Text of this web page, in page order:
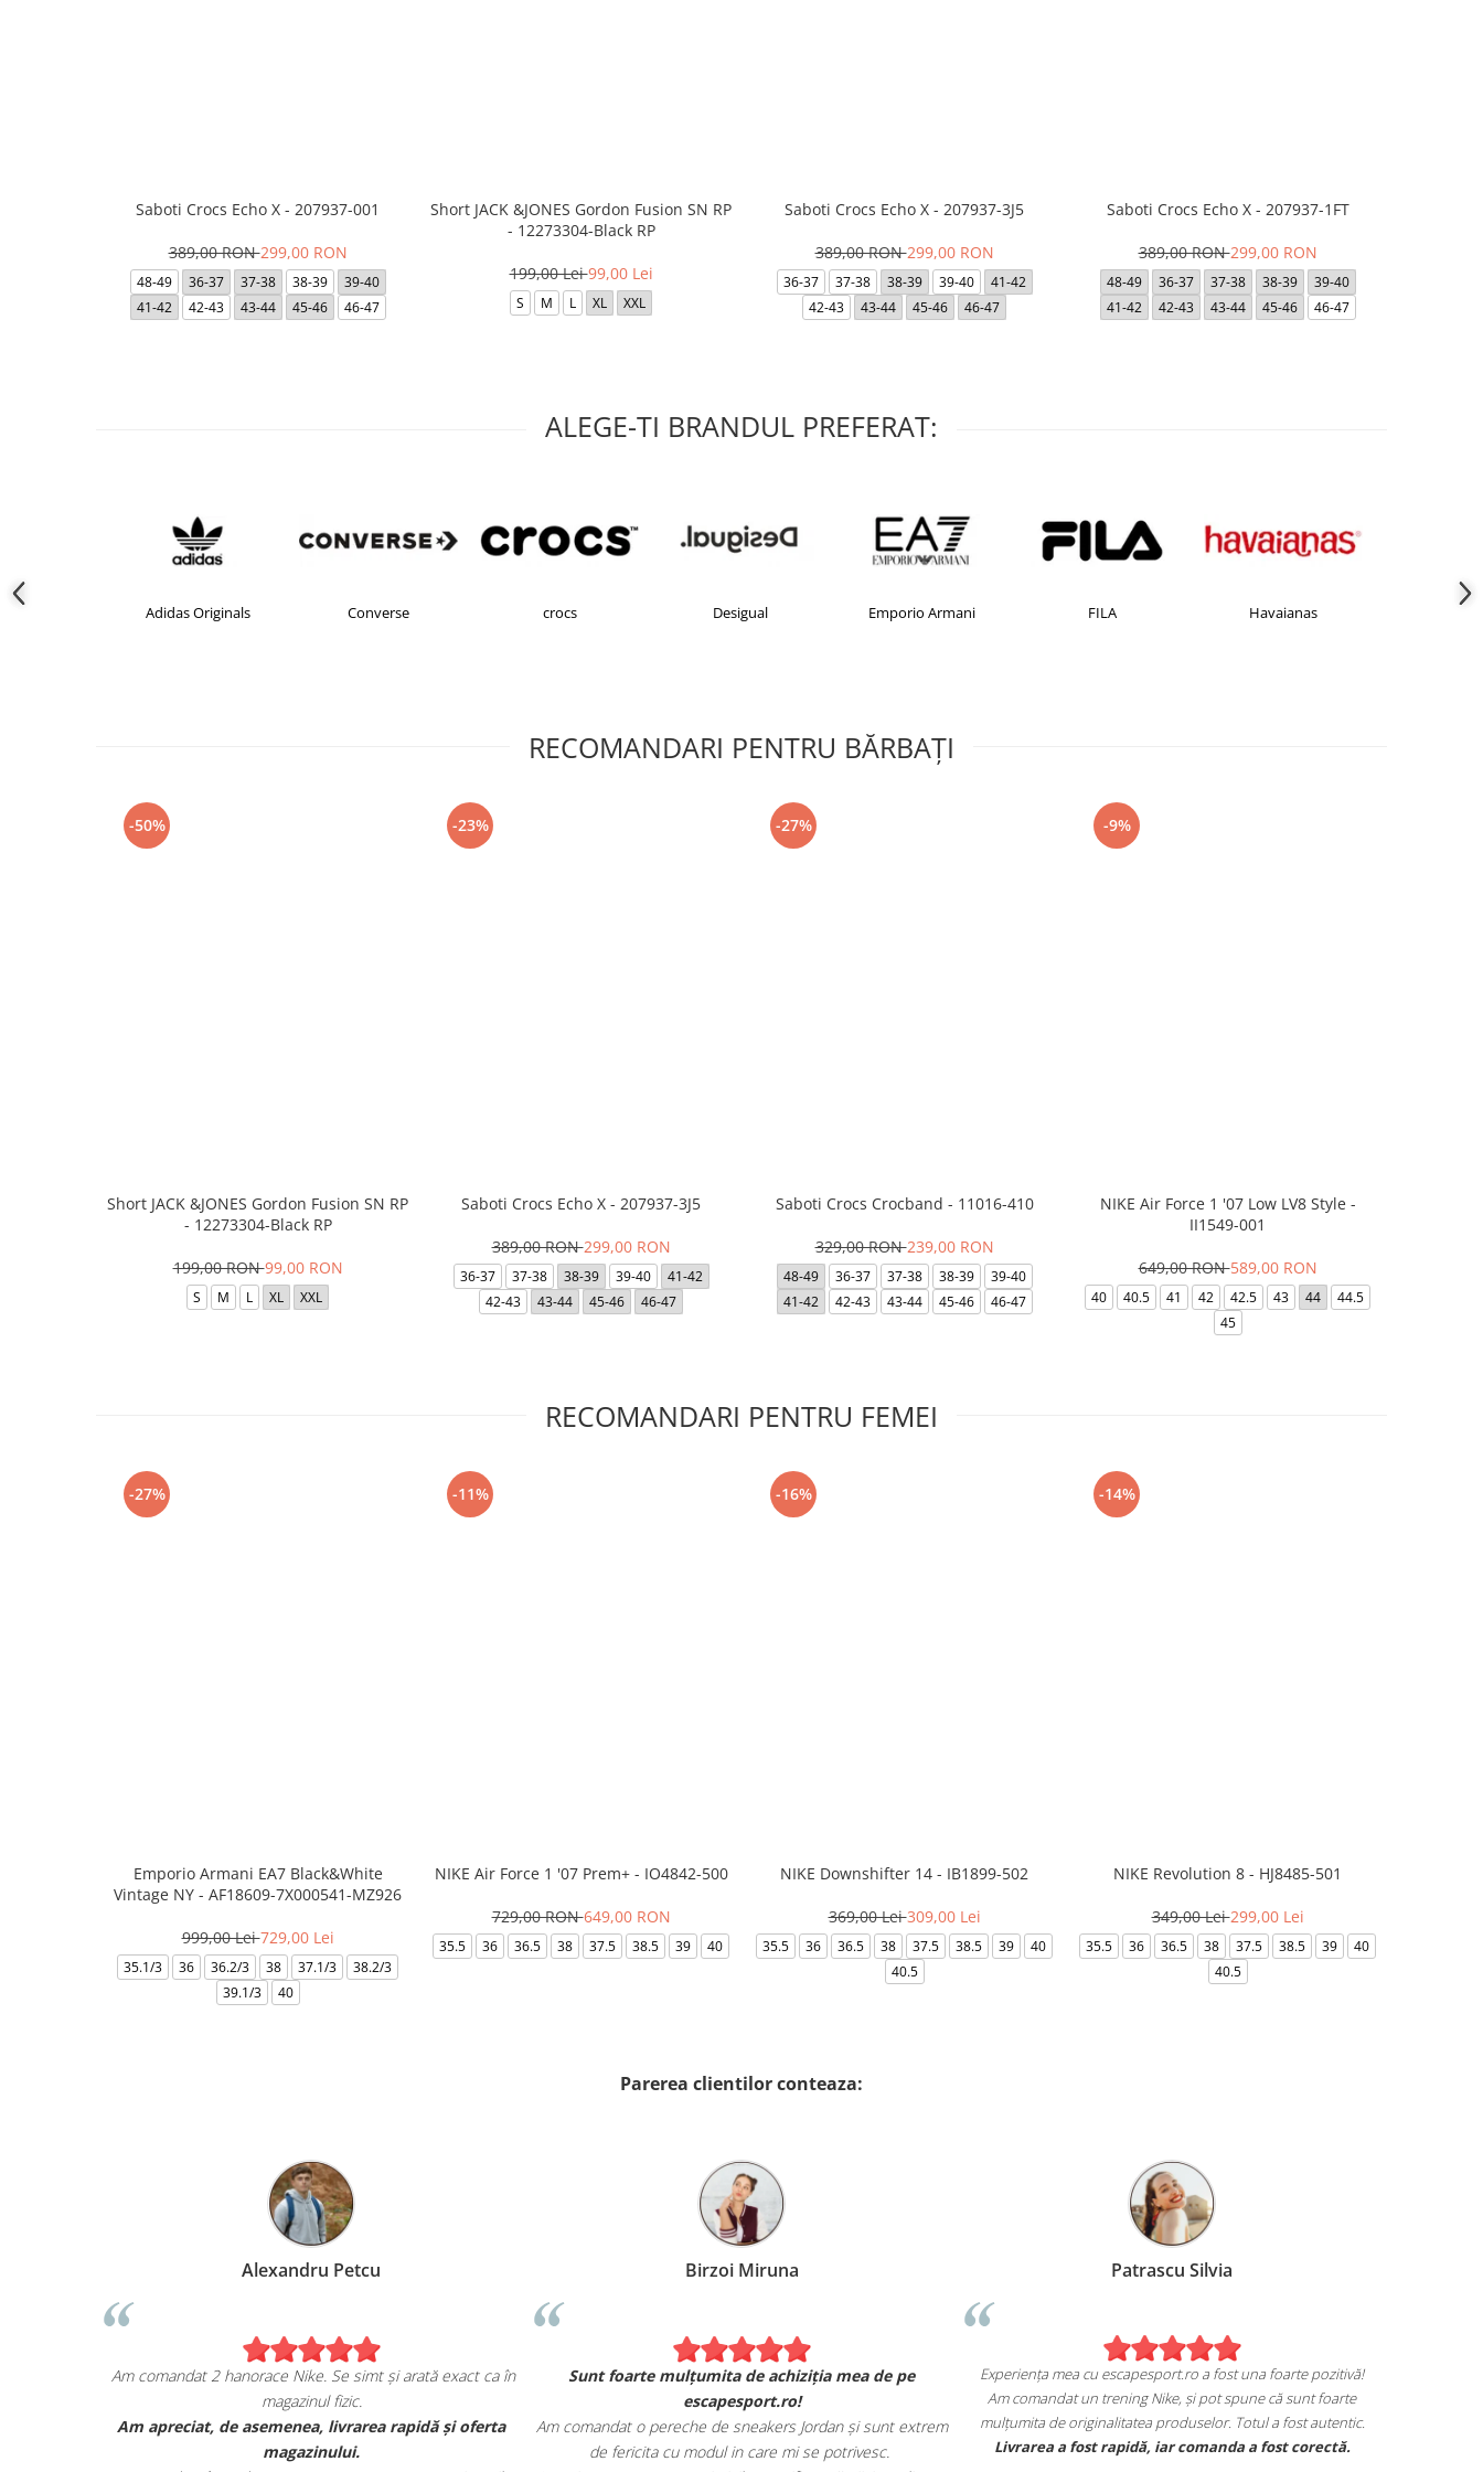
Saboti Crocs Echo X - 207937-001
389,00 RON299,00 RON
48-49 36-37 37-38 38-39
39-40
41-42
42-43 43-44 45-46 46-47
Short JACK &JONES Gordon Fusion SN RP
- 12273304-Black RP
199,00 Lei99,00 Lei
S M L XL XXL
Saboti Crocs Echo X - 207937-3J5
389,00 RON299,00 RON
36-37 37-38 38-39 39-40
41-42
42-43
43-44 45-46 46-47
Saboti Crocs Echo X - 207937-1FT
389,00 RON299,00 RON
48-49 36-37 37-38 38-39
39-40
41-42
42-43 43-44 45-46 46-47
ALEGE-TI BRANDUL PREFERAT:
Converse Emporio Armani JACK &JONES
RECOMANDARI PENTRU BĂRBAŢI
-50%
Short JACK &JONES Gordon Fusion SN RP
- 12273304-Black RP
199,00 RON99,00 RON
S M L XL XXL
-23%
Saboti Crocs Echo X - 207937-3J5
389,00 RON299,00 RON
36-37 37-38 38-39 39-40
41-42
42-43
43-44 45-46 46-47
-27%
Saboti Crocs Crocband - 11016-410
329,00 RON239,00 RON
48-49 36-37 37-38 38-39
39-40
41-42
42-43 43-44 45-46 46-47
-9%
NIKE Air Force 1 '07 Low LV8 Style -
II1549-001
649,00 RON589,00 RON
40 40.5 41 42 42.5 43 44
44.5
45
RECOMANDARI PENTRU FEMEI
-27%
Emporio Armani EA7 Black&White
Vintage NY - AF18609-7X000541-MZ926
999,00 Lei729,00 Lei
35.1/3 36 36.2/3 38 37.1/3
38.2/3
39.1/3
40
-11%
NIKE Air Force 1 '07 Prem+ - IO4842-500
729,00 RON649,00 RON
35.5 36 36.5 38 37.5 38.5 39 40
-16%
NIKE Downshifter 14 - IB1899-502
369,00 Lei309,00 Lei
35.5 36 36.5 38 37.5 38.5 39
40
40.5
-14%
NIKE Revolution 8 - HJ8485-501
349,00 Lei299,00 Lei
35.5 36 36.5 38 37.5 38.5 39
40
40.5
Parerea clientilor conteaza:
de achiziția mea de pe
de sneakers JORDAN, și sunt cu
Am comandat 2 hanorace Nike. Se simt și arată exact ca în
Am apreciat, de asemenea, livrarea rapidă și oferta
Sunt foarte mulțumita de achiziția mea de pe
Am comandat o pereche de sneakers Jordan și sunt extrem
de fericita cu modul in care mi se potrivesc.
Experiența mea cu escapesport.ro a fost una
Am comandat un trening Nike, și pot spune că
mulțumita de originalitatea produselor. Totul a
Livrarea a fost rapidă, iar comanda a fost